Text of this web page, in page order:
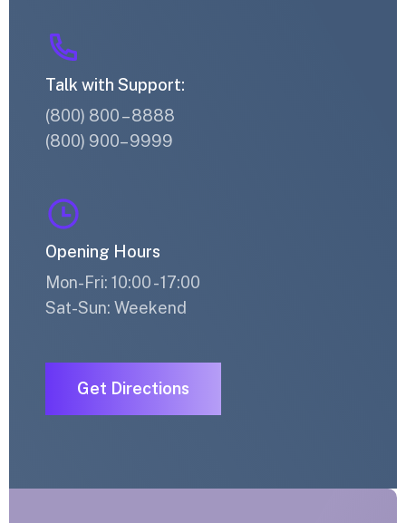
Talk with Support:
(800) 800 – 8888
(800) 900– 9999
Opening Hours
Mon-Fri: 10:00 - 17:00
Sat-Sun: Weekend
Get Directions